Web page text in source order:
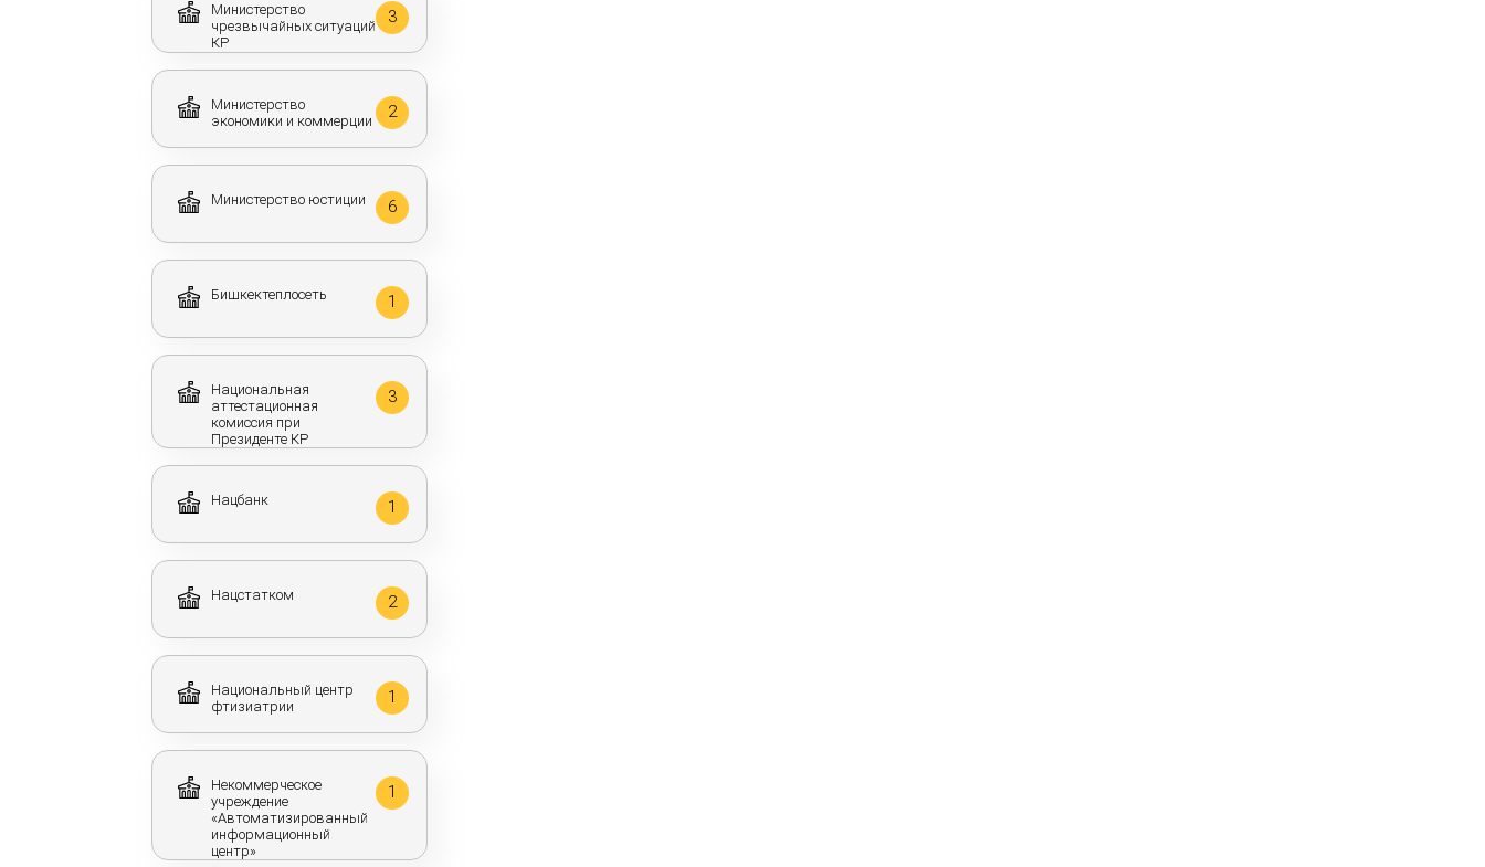
Министерство
чрезвычайных ситуаций
КР
3
Министерство
экономики и коммерции
2
Министерство юстиции 6
Бишкектеплосеть 1
Национальная
аттестационная
комиссия при
Президенте КР
3
Нацбанк 1
Нацстатком 2
Национальный центр
фтизиатрии
1
Некоммерческое
учреждение
«Автоматизированный
информационный
центр»
1